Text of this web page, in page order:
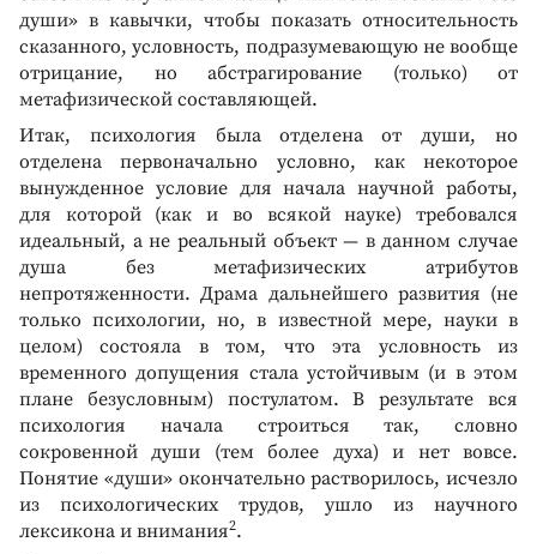
души» в кавычки, чтобы показать относительность
сказанного, условность, подразумевающую не вообще
отрицание, но абстрагирование (только) от
метафизической составляющей.
Итак, психология была отделена от души, но
отделена первоначально условно, как некоторое
вынужденное условие для начала научной работы,
для которой (как и во всякой науке) требовался
идеальный, а не реальный объект — в данном случае
душа без метафизических атрибутов
непротяженности. Драма дальнейшего развития (не
только психологии, но, в известной мере, науки в
целом) состояла в том, что эта условность из
временного допущения стала устойчивым (и в этом
плане безусловным) постулатом. В результате вся
психология начала строиться так, словно
сокровенной души (тем более духа) и нет вовсе.
Понятие «души» окончательно растворилось, исчезло
из психологических трудов, ушло из научного
лексикона и внимания2.